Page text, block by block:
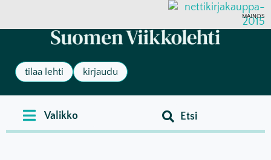
MAINOS
tilaa lehti kirjaudu